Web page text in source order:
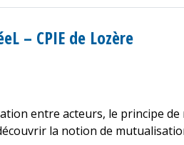
– CPIE de Lozère
entre acteurs, le principe
la notion de